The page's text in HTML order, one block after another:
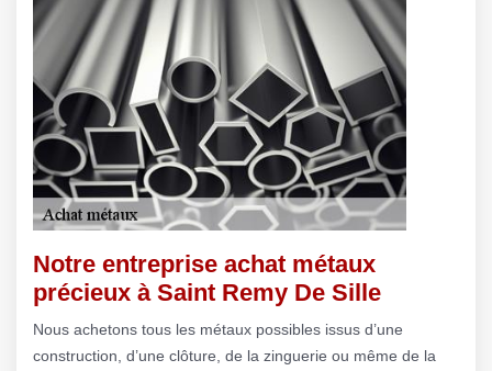
Notre entreprise achat métaux
précieux à Saint Remy De Sille
Nous achetons tous les métaux possibles issus d’une
construction, d’une clôture, de la zinguerie ou même de la